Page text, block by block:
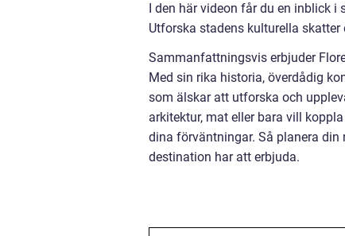
I den här videon får du en inblick
Utforska stadens kulturella
Sammanfattningsvis erbjuder
Med sin rika historia, överdådig
som älskar att utforska och
arkitektur, mat eller bara vill
dina förväntningar. Så planera
destination har att erbjuda.